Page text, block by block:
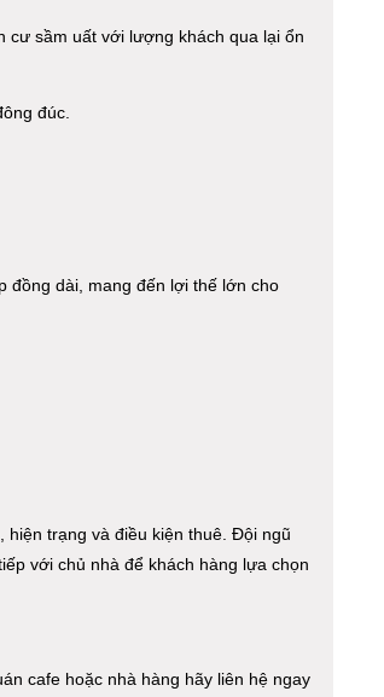
cư sầm uất với lượng khách qua lại ổn
đúc.
đồng dài, mang đến lợi thế lớn cho
hiện trạng và điều kiện thuê. Đội ngũ
với chủ nhà để khách hàng lựa chọn
cafe hoặc nhà hàng hãy liên hệ ngay